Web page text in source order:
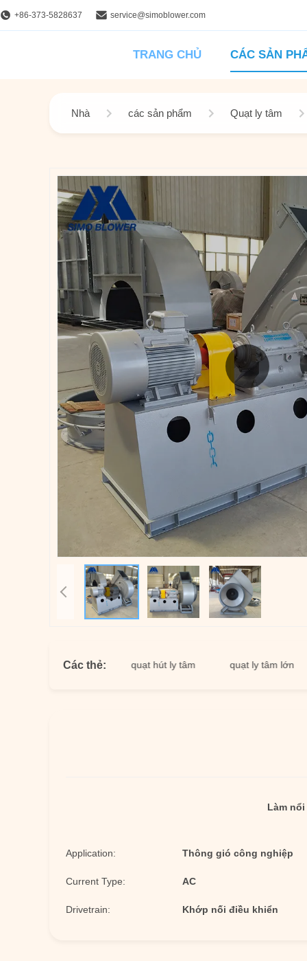
+86-373-5828637 service@simoblower.com
TRANG CHỦ CÁC SẢN
Nhà các sản phẩm Quạt ly tâm
Các thẻ:
công nghiệp quạt hút ly tâm quạt ly tâm lớn
Làm
Application: Thông gió công nghiệp
Current Type: AC
Drivetrain: Khớp nối điều khiển